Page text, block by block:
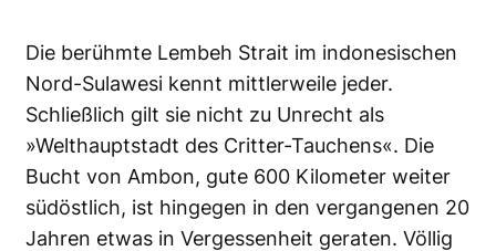
Die berühmte Lembeh Strait im indonesischen
Nord-Sulawesi kennt mittlerweile jeder.
Schließlich gilt sie nicht zu Unrecht als
»Welthauptstadt des Critter-Tauchens«. Die
Bucht von Ambon, gute 600 Kilometer weiter
südöstlich, ist hingegen in den vergangenen 20
Jahren etwas in Vergessenheit geraten. Völlig